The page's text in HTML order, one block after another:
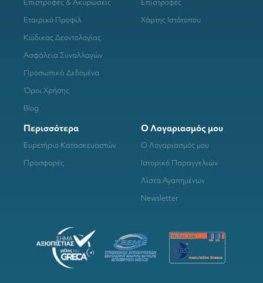
Επιστροφές & Ακυρώσεις
Εταιρικό Προφίλ
Κώδικας Δεοντολογίας
Ασφάλεια Συναλλαγών
Προσωπικά Δεδομένα
Όροι Χρήσης
Blog
Επιστροφές
Χάρτης Ιστότοπου
Περισσότερα
Ευρετήριο Κατασκευαστών
Προσφορές
Ο Λογαριασμός μου
Ο Λογαριασμός μου
Ιστορικό Παραγγελιών
Λίστα Αγαπημένων
Newsletter